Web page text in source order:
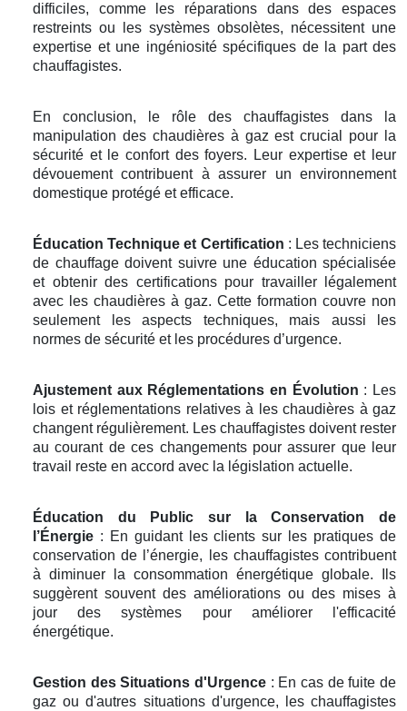
difficiles, comme les réparations dans des espaces
restreints ou les systèmes obsolètes, nécessitent une
expertise et une ingéniosité spécifiques de la part des
chauffagistes.
En conclusion, le rôle des chauffagistes dans la
manipulation des chaudières à gaz est crucial pour la
sécurité et le confort des foyers. Leur expertise et leur
dévouement contribuent à assurer un environnement
domestique protégé et efficace.
Éducation Technique et Certification : Les techniciens
de chauffage doivent suivre une éducation spécialisée
et obtenir des certifications pour travailler légalement
avec les chaudières à gaz. Cette formation couvre non
seulement les aspects techniques, mais aussi les
normes de sécurité et les procédures d’urgence.
Ajustement aux Réglementations en Évolution : Les
lois et réglementations relatives à les chaudières à gaz
changent régulièrement. Les chauffagistes doivent rester
au courant de ces changements pour assurer que leur
travail reste en accord avec la législation actuelle.
Éducation du Public sur la Conservation de
l’Énergie : En guidant les clients sur les pratiques de
conservation de l’énergie, les chauffagistes contribuent
à diminuer la consommation énergétique globale. Ils
suggèrent souvent des améliorations ou des mises à
jour des systèmes pour améliorer l'efficacité
énergétique.
Gestion des Situations d'Urgence : En cas de fuite de
gaz ou d'autres situations d'urgence, les chauffagistes